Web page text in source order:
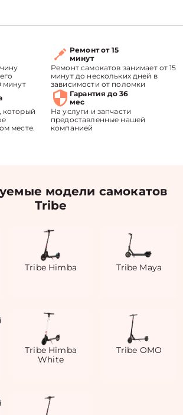
минут
Ремонт от 15
минут
Ремонт самокатов занимает от 15
минут до нескольких дней в
зависимости от поломки
который
месте.
Гарантия до 36
мес
На услуги и запчасти
предоставленные нашей
компанией
модели самокатов
Tribe
Tribe Himba Tribe Maya
Tribe Himba
White
Tribe OMO